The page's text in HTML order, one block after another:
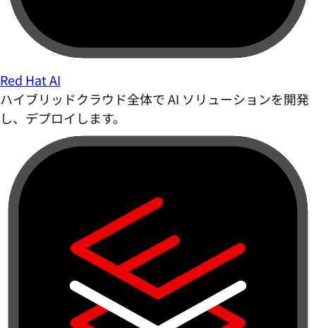
Red Hat AI
ハイブリッドクラウド全体で AI ソリューションを開発
し、デプロイします。